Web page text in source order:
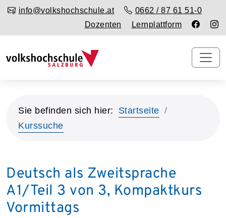
info@volkshochschule.at
0662 / 87 61 51-0
Dozenten
Lernplattform
Sie befinden sich hier:
Startseite
Kurssuche
Deutsch als Zweitsprache
A1/Teil 3 von 3, Kompaktkurs
Vormittags